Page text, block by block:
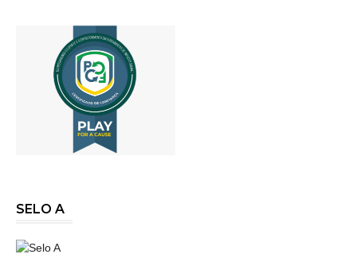
SELO A